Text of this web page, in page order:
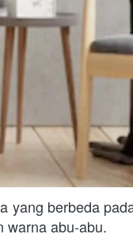
yang berbeda
warna abu-abu.